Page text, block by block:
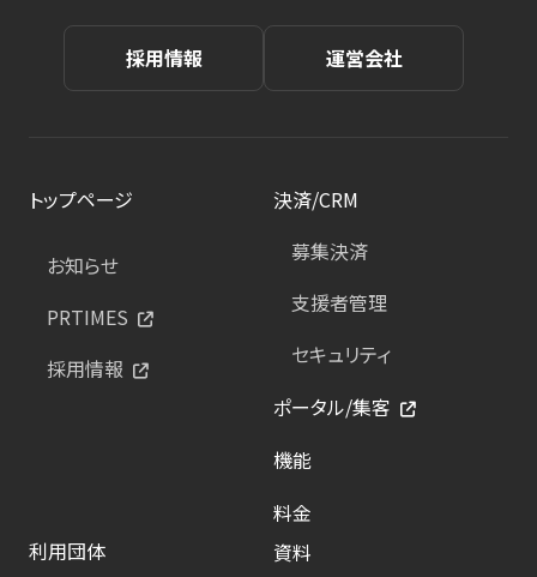
採用情報 運営会社
トップページ
お知らせ
PRTIMES
採用情報
決済/CRM
募集決済
支援者管理
セキュリティ
ポータル/集客
機能
料金
利用団体
資料